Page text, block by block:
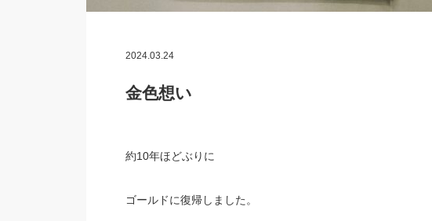
2024.03.24
金色想い
約10年ほどぶりに
ゴールドに復帰しました。